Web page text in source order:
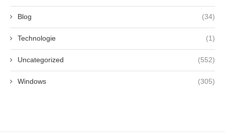
Blog (34)
Technologie (1)
Uncategorized (552)
Windows (305)